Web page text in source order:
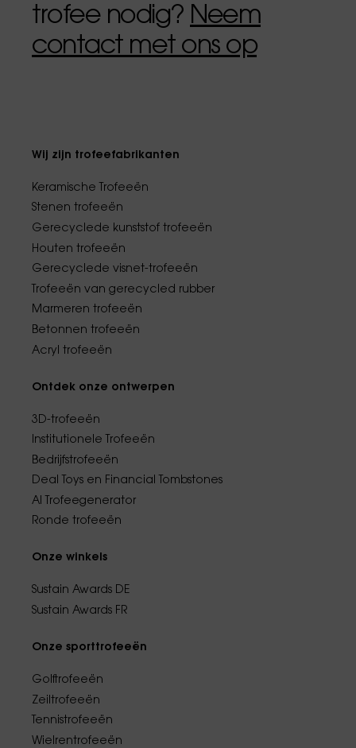
trofee nodig? Neem
contact met ons op
Wij zijn trofeefabrikanten
Keramische Trofeeën
Stenen trofeeën
Gerecyclede kunststof trofeeën
Houten trofeeën
Gerecyclede visnet-trofeeën
Trofeeën van gerecycled rubber
Marmeren trofeeën
Betonnen trofeeën
Acryl trofeeën
Ontdek onze ontwerpen
3D-trofeeën
Institutionele Trofeeën
Bedrijfstrofeeën
Deal Toys en Financial Tombstones
AI Trofeegenerator
Ronde trofeeën
Onze winkels
Sustain Awards DE
Sustain Awards FR
Onze sporttrofeeën
Golftrofeeën
Zeiltrofeeën
Tennistrofeeën
Wielrentrofeeën